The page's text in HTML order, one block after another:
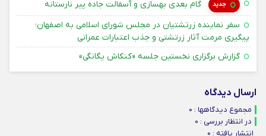
جدید گام بعدی بهسازی و آسفالت جاده پیر نارستانه
سفر نماینده زرتشتیان در مجلس شورای اسلامی به اصفهان؛
پیگیری مرمت آثار زرتشتی و جذب اعتبارات عمرانی
گزارش برگزاری نخستین جلسه «کنکاش یگانگی»
ارسال دیدگاه
مجموع دیدگاهها : 0
در انتظار بررسی : 0
انتشار یافته : ۰